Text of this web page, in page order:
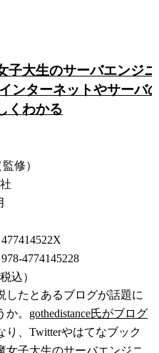
子大生のサーバエンジ
ターネットやサーバ
くわかる
修）
4774145228
込）
たとあるブログが話題に
。 gothedistance氏がブログ
り、Twitterやはてなブック
女子大生のサーバエンジニ